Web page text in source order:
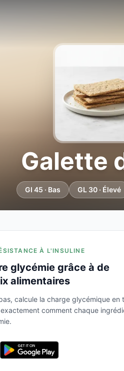
Galette
GI 45 · Bas GL 30 · Élevé
À L'INSULINE
glycémie grâce à de
alimentaires
calcule la charge glycémique en
comment chaque